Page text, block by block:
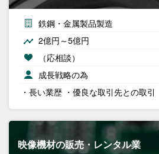
鉄鋼・金属製品製造
2億円～5億円
（応相談）
成長戦略の為
・長い業歴 ・優良な取引先との取引
映像機材の販売・レンタル業